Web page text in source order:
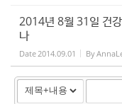
2014년 8월 31일 건
나
Date2014.09.01 By